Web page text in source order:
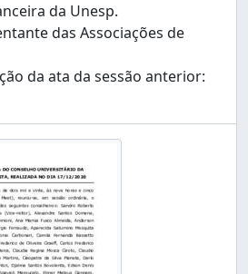
da Unesp.
das Associações de
da ata da sessão anterior: